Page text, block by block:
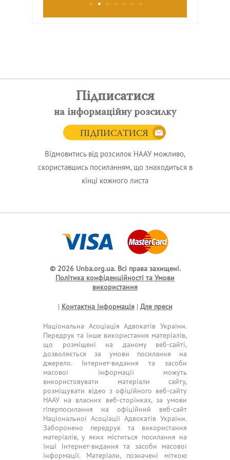
Підписатися
на інформаційну розсилку
ПІДПИСАТИСЯ
Відмовитись від розсилок НААУ можливо,
скориставшись посиланням, що знаходиться в
кінці кожного листа
© 2026 Unba.org.ua. Всі права захищені.
Політика конфіденційності та Умови
використання
| Контактна інформація| Для преси
Національна Асоціація Адвокатів України.
Передрук та інше використання матеріалів,
що розміщені на даному веб-сайті,
дозволяється за умови посилання на
джерело. Інтернет-видання та засоби
масової інформації можуть
використовувати матеріали сайту,
розміщувати відео з офіційного веб-сайту
НААУ на власних веб-сторінках, за умови
гіперпосилання на офіційний веб-сайт
Національної Асоціації Адвокатів України.
Заборонено передрук та використання
матеріалів, у яких міститься посилання на
інші інтернет-видання та засоби масової
інформації. Матеріали, позначені міткою